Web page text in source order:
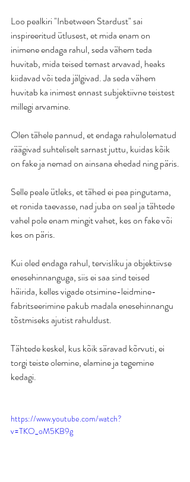
Loo pealkiri "Inbetween Stardust" sai
inspireeritud ütlusest, et mida enam on
inimene endaga rahul, seda vähem teda
huvitab, mida teised temast arvavad, heaks
kiidavad või teda jälgivad. Ja seda vähem
huvitab ka inimest ennast subjektiivne teistest
millegi arvamine.
Olen tähele pannud, et endaga rahulolematud
räägivad suhteliselt sarnast juttu, kuidas kõik
on fake ja nemad on ainsana ehedad ning päris.
Selle peale ütleks, et tähed ei pea pingutama,
et ronida taevasse, nad juba on seal ja tähtede
vahel pole enam mingit vahet, kes on fake või
kes on päris.
Kui oled endaga rahul, tervisliku ja objektiivse
enesehinnanguga, siis ei saa sind teised
häirida, kelles vigade otsimine-leidmine-
fabritseerimine pakub madala enesehinnangu
tõstmiseks ajutist rahuldust.
Tähtede keskel, kus kõik säravad kõrvuti, ei
torgi teiste olemine, elamine ja tegemine
kedagi.
https://www.youtube.com/watch?
v=TKO_oM5KB9g